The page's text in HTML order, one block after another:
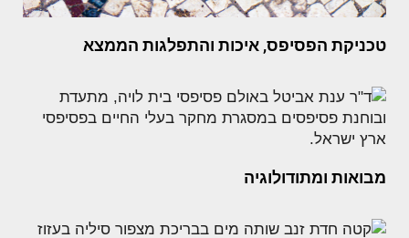
טכניקת הפסיפס, איכות והתפלגות הממצא
מבואות ומתודולוגיה